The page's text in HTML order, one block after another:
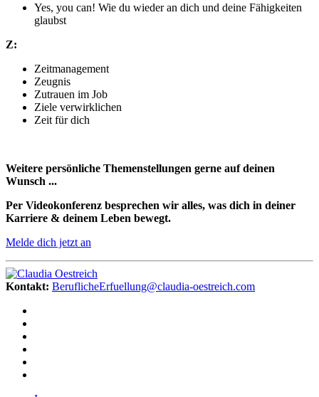
Yes, you can! Wie du wieder an dich und deine Fähigkeiten
glaubst
Z:
Zeitmanagement
Zeugnis
Zutrauen im Job
Ziele verwirklichen
Zeit für dich
Weitere persönliche Themenstellungen gerne auf deinen
Wunsch ...
Per Videokonferenz besprechen wir alles, was dich in deiner
Karriere & deinem Leben bewegt.
Melde dich jetzt an
Kontakt: BeruflicheErfuellung@claudia-oestreich.com